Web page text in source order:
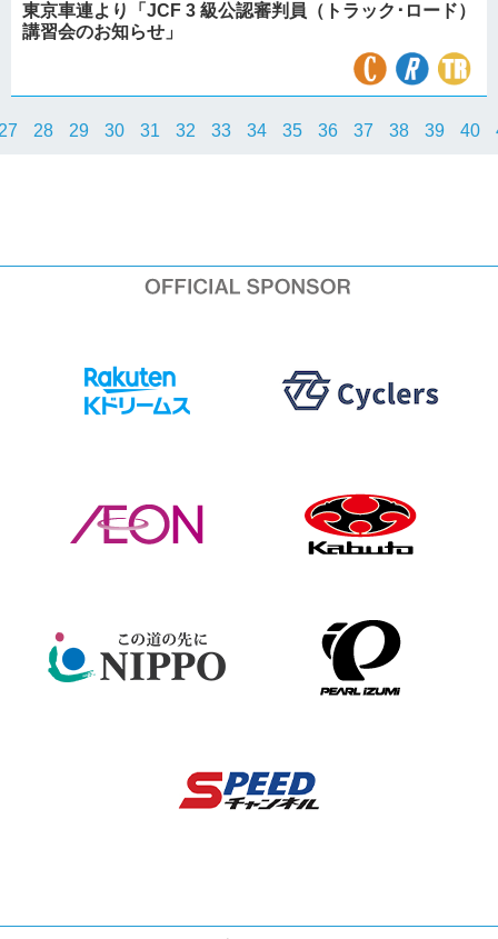
東京車連より「JCF 3 級公認審判員（トラック･ロード）
講習会のお知らせ」
28 29 30 31 32 33 34 35 36 37 38 39 40